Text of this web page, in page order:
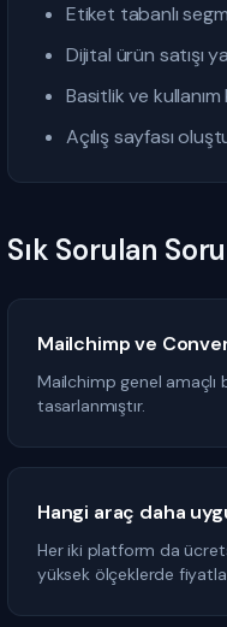
Etiket tabanlı
Dijital ürün satışı
Basitlik ve kullanım
Açılış sayfası
Sık Sorulan
Mailchimp ve
Mailchimp genel
tasarlanmıştır.
Hangi araç daha
Her iki platform da
yüksek ölçeklerde